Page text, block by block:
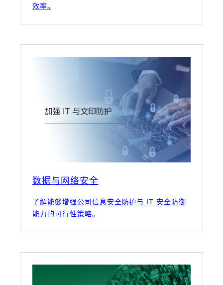
效率。
数据与网络安全
了解能够增强公司信息安全防护与 IT 安全防御
能力的可行性策略。